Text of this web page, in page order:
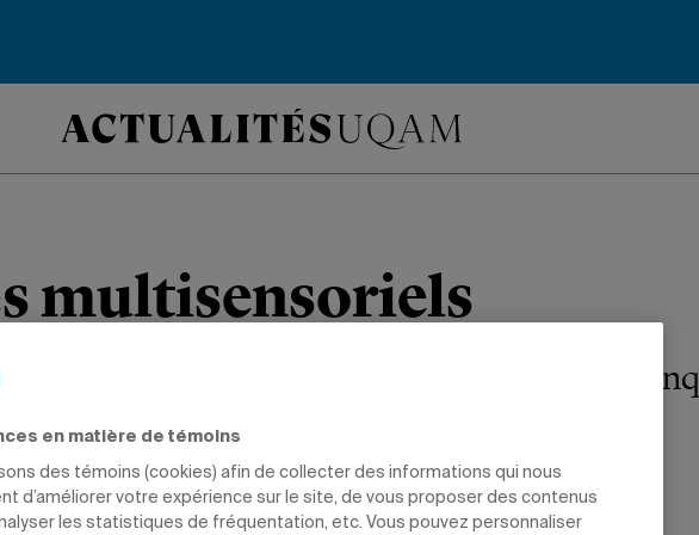
multisensoriels
de deux salles équipées pour stimuler les cinq
PROFESSEURS DIPLÔMÉS
en matière de témoins
des témoins (cookies) afin de collecter des informations qui nous
d’améliorer votre expérience sur le site, de vous proposer des contenus
les statistiques de fréquentation, etc. Vous pouvez personnaliser